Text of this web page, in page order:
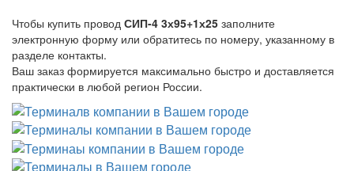
Чтобы купить провод СИП-4 3х95+1х25 заполните
электронную форму или обратитесь по номеру, указанному в
разделе контакты.
Ваш заказ формируется максимально быстро и доставляется
практически в любой регион России.